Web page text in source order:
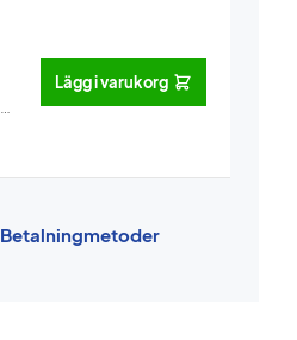
Lägg i varukorg
Betalningmetoder